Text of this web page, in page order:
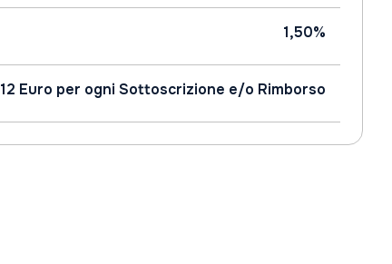
1,50%
12 Euro per ogni Sottoscrizione e/o Rimborso